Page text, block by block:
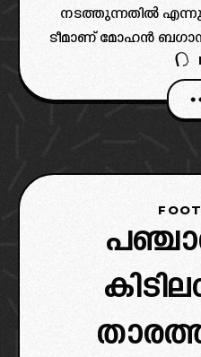
നടത്തുന്നതിൽ
ടീമാണ് മോഹൻ
പട്ടികയിലും
സാധിക്കുന്നുണ്ട്.
എഫ്സിയുടെ